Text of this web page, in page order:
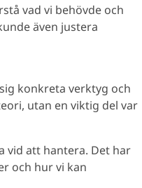
vad vi behövde och
även justera
konkreta verktyg och
utan en viktig del var
vid att hantera. Det har
och hur vi kan